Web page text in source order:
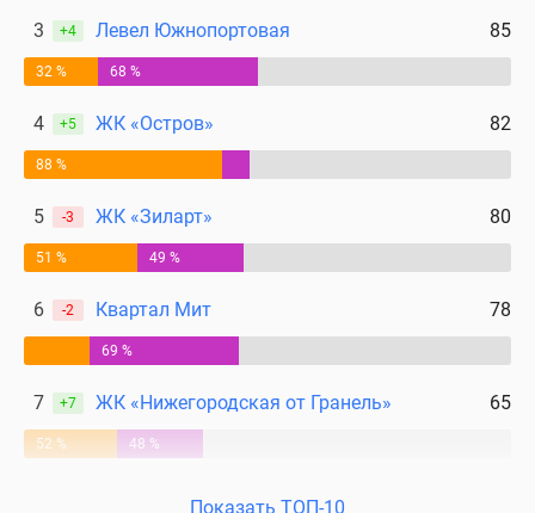
3 +4 Левел Южнопортовая 85
32 % 68 %
4 +5 ЖК «Остров» 82
88 %
5 -3 ЖК «Зиларт» 80
51 % 49 %
6 -2 Квартал Мит 78
69 %
7 +7 ЖК «Нижегородская от Гранель» 65
52 % 48 %
Показать ТОП-10